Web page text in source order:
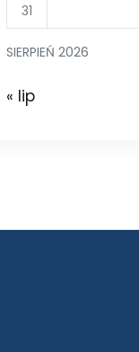
SIERPIEŃ 2026
31
« lip